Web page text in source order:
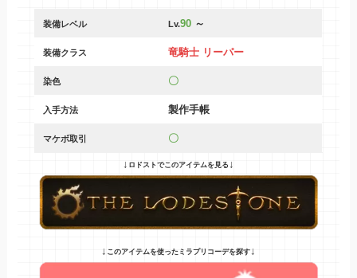
装備レベル Lv.90～
装備クラス 竜騎士 リーパー
染色 〇
入手方法 製作手帳
マケボ取引 〇
↓ ロドストでこのアイテムを見る↓
↓ このアイテムを使ったミラプリコーデを探す↓